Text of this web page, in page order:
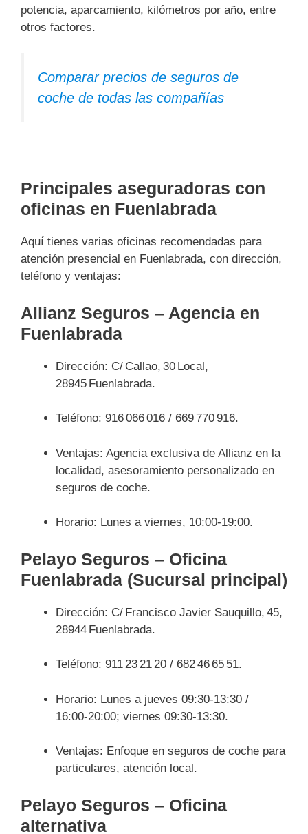
potencia, aparcamiento, kilómetros por año, entre
otros factores.
Comparar precios de seguros de
coche de todas las compañías
Principales aseguradoras con
oficinas en Fuenlabrada
Aquí tienes varias oficinas recomendadas para
atención presencial en Fuenlabrada, con dirección,
teléfono y ventajas:
Allianz Seguros – Agencia en
Fuenlabrada
Dirección: C/ Callao, 30 Local,
28945 Fuenlabrada.
Teléfono: 916 066 016 / 669 770 916.
Ventajas: Agencia exclusiva de Allianz en la
localidad, asesoramiento personalizado en
seguros de coche.
Horario: Lunes a viernes, 10:00‑19:00.
Pelayo Seguros – Oficina
Fuenlabrada (Sucursal principal)
Dirección: C/ Francisco Javier Sauquillo, 45,
28944 Fuenlabrada.
Teléfono: 911 23 21 20 / 682 46 65 51.
Horario: Lunes a jueves 09:30‑13:30 /
16:00‑20:00; viernes 09:30‑13:30.
Ventajas: Enfoque en seguros de coche para
particulares, atención local.
Pelayo Seguros – Oficina
alternativa